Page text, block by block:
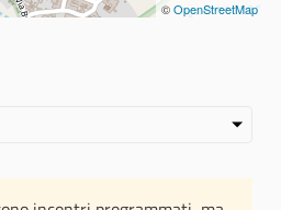
©OpenStreetMap